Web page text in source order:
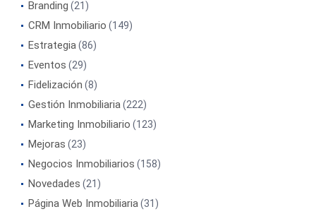
Branding (21)
CRM Inmobiliario (149)
Estrategia (86)
Eventos (29)
Fidelización (8)
Gestión Inmobiliaria (222)
Marketing Inmobiliario (123)
Mejoras (23)
Negocios Inmobiliarios (158)
Novedades (21)
Página Web Inmobiliaria (31)